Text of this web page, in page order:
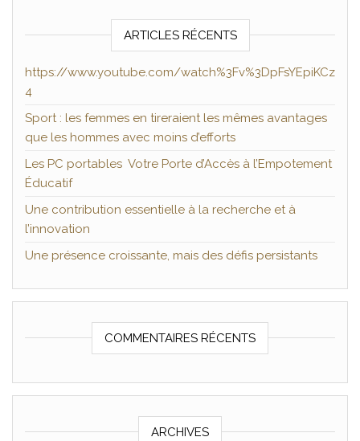
ARTICLES RÉCENTS
https://www.youtube.com/watch%3Fv%3DpFsYEpiKCz
4
Sport : les femmes en tireraient les mêmes avantages
que les hommes avec moins d’efforts
Les PC portables Votre Porte d’Accès à l’Empotement
Éducatif
Une contribution essentielle à la recherche et à
l’innovation
Une présence croissante, mais des défis persistants
COMMENTAIRES RÉCENTS
ARCHIVES